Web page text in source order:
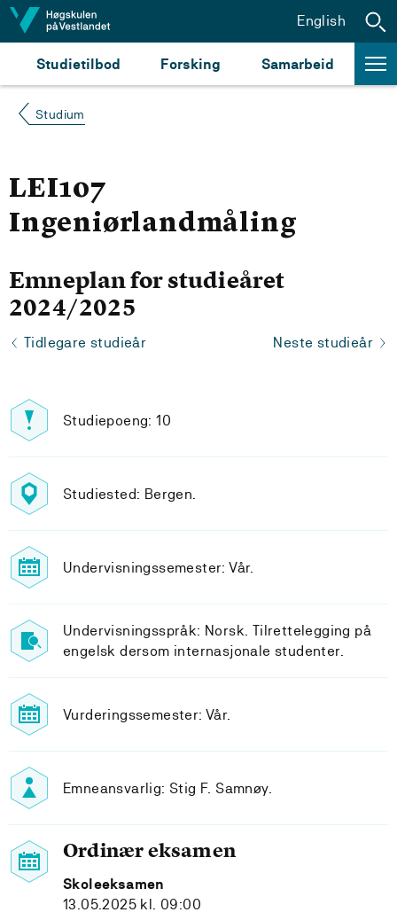
Hopp til innhald
Studietilbod Forsking Samarbeid
English
Studium
LEI107
Ingeniørlandmåling
Emneplan for studieåret
2024/2025
Tidlegare studieår Neste studieår
Studiepoeng: 10
Studiested: Bergen.
Undervisningssemester: Vår.
Undervisningsspråk: Norsk. Tilrettelegging på
engelsk dersom internasjonale studenter.
Vurderingssemester: Vår.
Emneansvarlig: Stig F. Samnøy.
Ordinær eksamen
Skoleeksamen
13.05.2025 kl. 09:00